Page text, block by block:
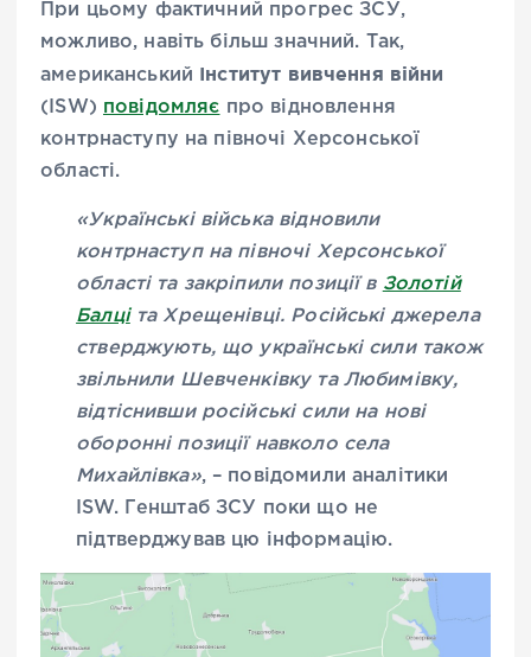
При цьому фактичний прогрес ЗСУ,
можливо, навіть більш значний. Так,
американський Інститут вивчення війни
(ISW) повідомляє про відновлення
контрнаступу на півночі Херсонської
області.
«Українські війська відновили
контрнаступ на півночі Херсонської
області та закріпили позиції в Золотій
Балціта Хрещенівці. Російські джерела
стверджують, що українські сили також
звільнили Шевченківку та Любимівку,
відтіснивши російські сили на нові
оборонні позиції навколо села
Михайлівка», – повідомили аналітики
ISW. Генштаб ЗСУ поки що не
підтверджував цю інформацію.